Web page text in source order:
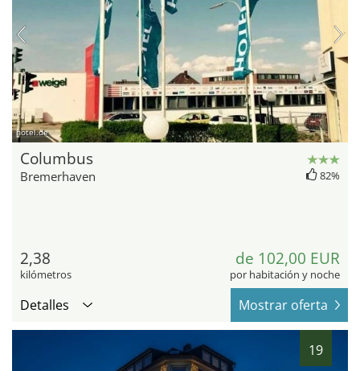
hotel.de
Columbus
Bremerhaven 82%
2,38
kilómetros
de 102,00 EUR
por habitación y noche
Detalles Mostrar oferta
19